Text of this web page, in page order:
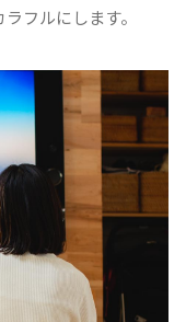
フルにします。